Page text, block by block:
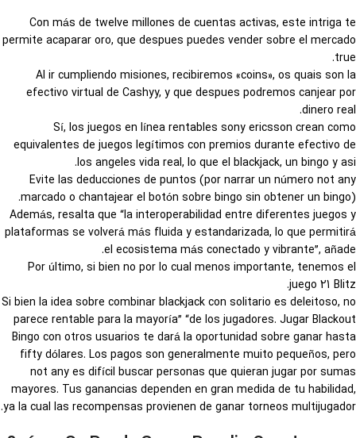
Con más de twelve millones de cuentas activas, este intriga te
permite acaparar oro, que despues puedes vender sobre el mercado
true.
Al ir cumpliendo misiones, recibiremos «coins», os quais son la
efectivo virtual de Cashyy, y que despues podremos canjear por
dinero real.
Sí, los juegos en línea rentables sony ericsson crean como
equivalentes de juegos legítimos con premios durante efectivo de
los angeles vida real, lo que el blackjack, un bingo y asi.
Evite las deducciones de puntos (por narrar un número not any
marcado o chantajear el botón sobre bingo sin obtener un bingo).
Además, resalta que “la interoperabilidad entre diferentes juegos y
plataformas se volverá más fluida y estandarizada, lo que permitirá
el ecosistema más conectado y vibrante”, añade.
Por último, si bien no por lo cual menos importante, tenemos el
juego 21 Blitz.
Si bien la idea sobre combinar blackjack con solitario es deleitoso, no
parece rentable para la mayoría” “de los jugadores. Jugar Blackout
Bingo con otros usuarios te dará la oportunidad sobre ganar hasta
fifty dólares. Los pagos son generalmente muito pequeños, pero
not any es difícil buscar personas que quieran jugar por sumas
mayores. Tus ganancias dependen en gran medida de tu habilidad,
ya la cual las recompensas provienen de ganar torneos multijugador.